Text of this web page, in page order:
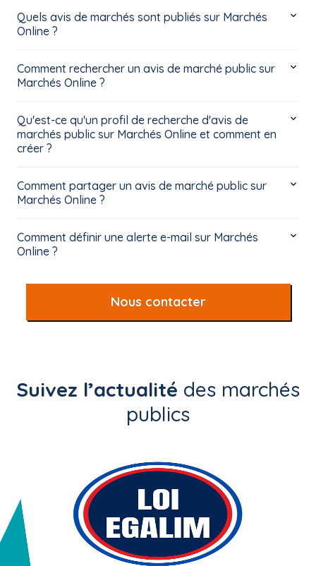
Quels avis de marchés sont publiés sur Marchés
Online ?
Comment rechercher un avis de marché public sur
Marchés Online ?
Qu'est-ce qu'un profil de recherche d'avis de
marchés public sur Marchés Online et comment en
créer ?
Comment partager un avis de marché public sur
Marchés Online ?
Comment définir une alerte e-mail sur Marchés
Online ?
Nous contacter
Suivez l’actualité des marchés
publics